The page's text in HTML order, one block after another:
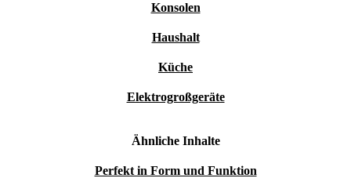
Konsolen
Haushalt
Küche
Elektrogroßgeräte
Ähnliche Inhalte
Perfekt in Form und Funktion